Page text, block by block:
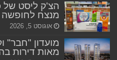
הצ'ק ליסט של
מנצח לחופשה
אוגוסט 5, 2026
מועדון "חבר"
מאות דירות